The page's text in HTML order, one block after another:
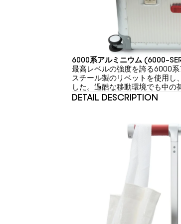
6000系アルミニウム (6000-
最高レベルの強度を誇る6000
スチール製のリベットを使用し
した。過酷な移動環境でも中の
DETAIL DESCRIPTION